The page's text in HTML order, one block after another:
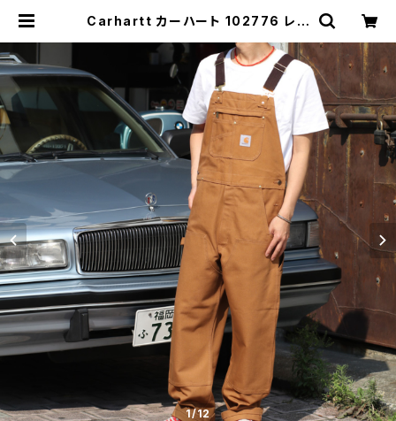
Carhartt カーハート 102776 レン
ール 全3色 | MAVAZI マバジ
1/12